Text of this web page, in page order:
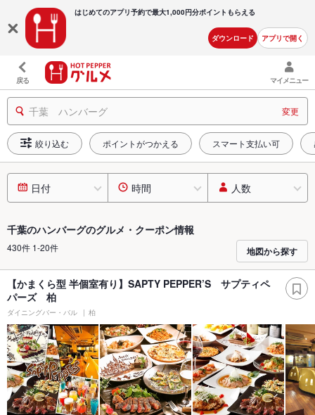
はじめてのアプリ予約で最大1,000円分ポイントもらえる
ダウンロード アプリで開く
戻る マイメニュー
千葉 ハンバーグ 変更
絞り込む ポイントがつかえる スマート支払い可
日付 時間 人数
千葉のハンバーグのグルメ・クーポン情報
430件 1-20件 地図から探す
【かまくら型 半個室有り】SAPTY PEPPER’S サプティペ
パーズ 柏
ダイニングバー・バル 柏